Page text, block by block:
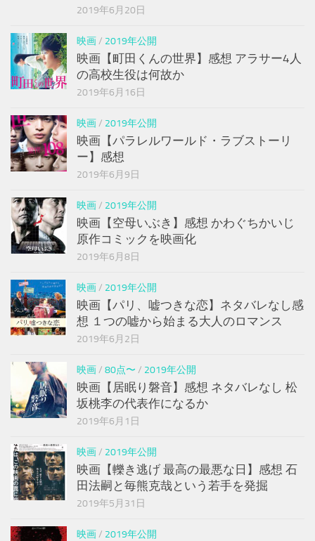
2019年6月20日
映画/ 2019年公開
映画【町田くんの世界】感想 アラサー4人
の高校生役は何故か
2019年6月16日
映画/ 2019年公開
映画【パラレルワールド・ラブストーリ
ー】感想
2019年6月9日
映画/ 2019年公開
映画【空母いぶき】感想 かわぐちかいじ
原作コミックを映画化
2019年6月8日
映画/ 2019年公開
映画【パリ、嘘つきな恋】ネタバレなし感
想 １つの嘘から始まる大人のロマンス
2019年6月2日
映画/ 80点〜 / 2019年公開
映画【居眠り磐音】感想 ネタバレなし 松
坂桃李の代表作になるか
2019年6月1日
映画/ 2019年公開
映画【轢き逃げ 最高の最悪な日】感想 石
田法嗣と毎熊克哉という若手を発掘
2019年5月31日
映画/ 2019年公開